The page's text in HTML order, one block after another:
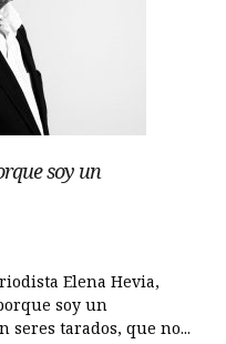
soy un
Elena Hevia,
soy un
seres tarados, que no...